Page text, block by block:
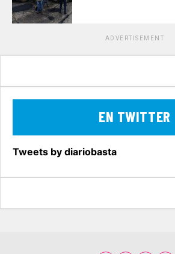
ADVERTISEMENT
EN TWITTER
Tweets by diariobasta